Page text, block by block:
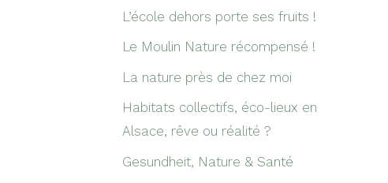
L’école dehors porte ses fruits !
Le Moulin Nature récompensé !
La nature près de chez moi
Habitats collectifs, éco-lieux en
Alsace, rêve ou réalité ?
Gesundheit, Nature & Santé